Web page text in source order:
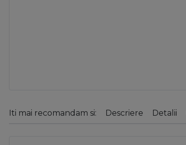
Iti mai recomandam si: Descriere Detalii